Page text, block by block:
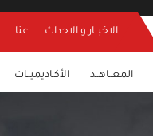
الاخبــار و الاحداث عنا
المعــاهــد الأكـاديميــات